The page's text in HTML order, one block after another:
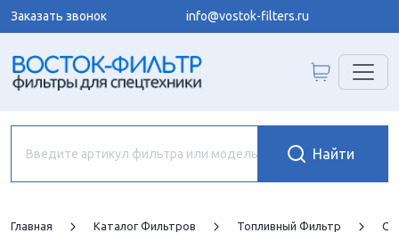
Заказать звонок info@vostok-filters.ru
Главная Каталог Фильтров Топливный Фильтр